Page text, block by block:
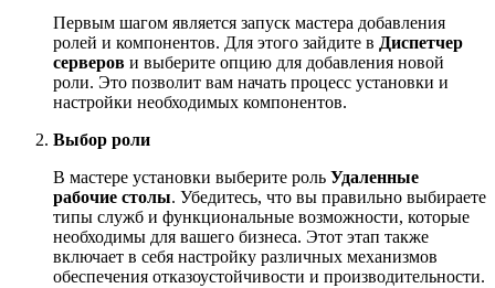
Первым шагом является запуск мастера добавления
ролей и компонентов. Для этого зайдите в Диспетчер
серверов и выберите опцию для добавления новой
роли. Это позволит вам начать процесс установки и
настройки необходимых компонентов.
Выбор роли
В мастере установки выберите роль Удаленные
рабочие столы. Убедитесь, что вы правильно выбираете
типы служб и функциональные возможности, которые
необходимы для вашего бизнеса. Этот этап также
включает в себя настройку различных механизмов
обеспечения отказоустойчивости и производительности.